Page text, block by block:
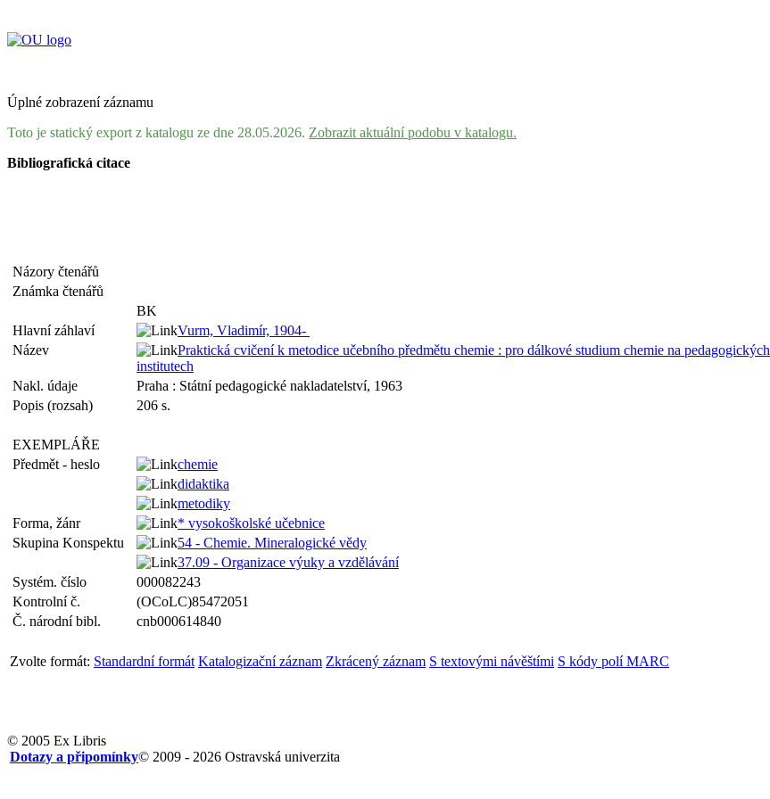
Úplné zobrazení záznamu
Toto je statický export z katalogu ze dne 28.05.2026. Zobrazit aktuální podobu v katalogu.
Bibliografická citace
Názory čtenářů
Známka čtenářů
BK
Hlavní záhlaví
Vurm, Vladimír, 1904-
Název
Praktická cvičení k metodice učebního předmětu chemie : pro dálkové studium chemie na pedagogických
institutech
Nakl. údaje
Praha : Státní pedagogické nakladatelství, 1963
Popis (rozsah)
206 s.
EXEMPLÁŘE
Předmět - heslo
chemie
didaktika
metodiky
Forma, žánr
* vysokoškolské učebnice
Skupina Konspektu
54 - Chemie. Mineralogické vědy
37.09 - Organizace výuky a vzdělávání
Systém. číslo
000082243
Kontrolní č.
(OCoLC)85472051
Č. národní bibl.
cnb000614840
Zvolte formát: Standardní formát Katalogizační záznam Zkrácený záznam S textovými návěštími S kódy polí MARC
© 2005 Ex Libris
© 2009 - 2026 Ostravská univerzita
Dotazy a připomínky